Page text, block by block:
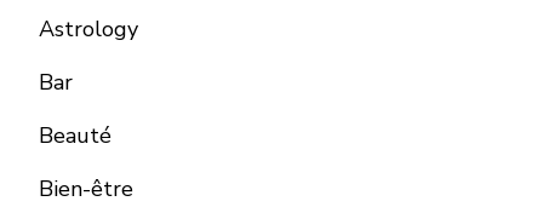
Astrology
Bar
Beauté
Bien-être